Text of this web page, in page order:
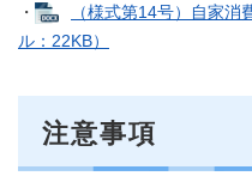
・
（様式第14号）自家
ル：22KB）
注意事項